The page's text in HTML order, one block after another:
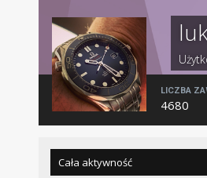
LICZBA
4680
Cała aktywność